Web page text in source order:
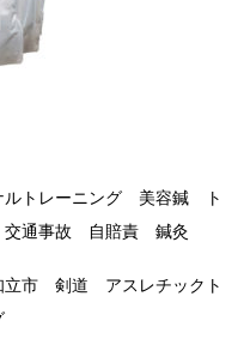
ルトレーニング 美容鍼 ト
通事故 自賠責 鍼灸
市 剣道 アスレチックト